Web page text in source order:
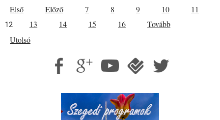
Első Előző 7 8 9 10 11
12 13 14 15 16
Tovább
Utolsó